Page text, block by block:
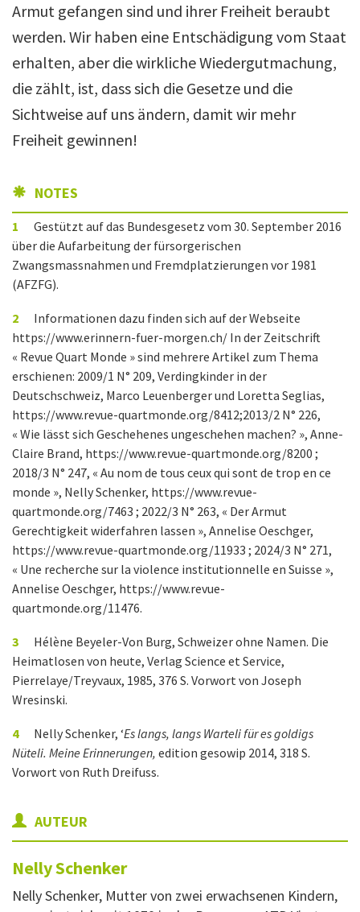
Armut gefangen sind und ihrer Freiheit beraubt
werden. Wir haben eine Entschädigung vom Staat
erhalten, aber die wirkliche Wiedergutmachung,
die zählt, ist, dass sich die Gesetze und die
Sichtweise auf uns ändern, damit wir mehr
Freiheit gewinnen!
NOTES
1
Gestützt auf das Bundesgesetz vom 30. September 2016
über die Aufarbeitung der fürsorgerischen
Zwangsmassnahmen und Fremdplatzierungen vor 1981
(AFZFG).
2
Informationen dazu finden sich auf der Webseite
https://www.erinnern-fuer-morgen.ch/ In der Zeitschrift
« Revue Quart Monde » sind mehrere Artikel zum Thema
erschienen: 2009/1 N° 209, Verdingkinder in der
Deutschschweiz, Marco Leuenberger und Loretta Seglias,
https://www.revue-quartmonde.org/8412;2013/2 N° 226,
« Wie lässt sich Geschehenes ungeschehen machen? », Anne-
Claire Brand, https://www.revue-quartmonde.org/8200 ;
2018/3 N° 247, « Au nom de tous ceux qui sont de trop en ce
monde », Nelly Schenker, https://www.revue-
quartmonde.org/7463 ; 2022/3 N° 263, « Der Armut
Gerechtigkeit widerfahren lassen », Annelise Oeschger,
https://www.revue-quartmonde.org/11933 ; 2024/3 N° 271,
« Une recherche sur la violence institutionnelle en Suisse »,
Annelise Oeschger, https://www.revue-
quartmonde.org/11476.
3
Hélène Beyeler-Von Burg, Schweizer ohne Namen. Die
Heimatlosen von heute, Verlag Science et Service,
Pierrelaye/Treyvaux, 1985, 376 S. Vorwort von Joseph
Wresinski.
4 Nelly Schenker, ‘Es langs, langs Warteli für es goldigs
Nüteli. Meine Erinnerungen, edition gesowip 2014, 318 S.
Vorwort von Ruth Dreifuss.
AUTEUR
NellySchenker
Nelly Schenker, Mutter von zwei erwachsenen Kindern,